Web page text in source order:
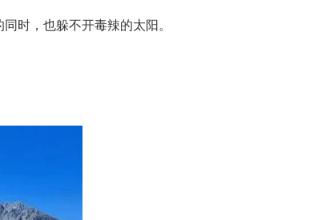
时，也躲不开毒辣的太阳。